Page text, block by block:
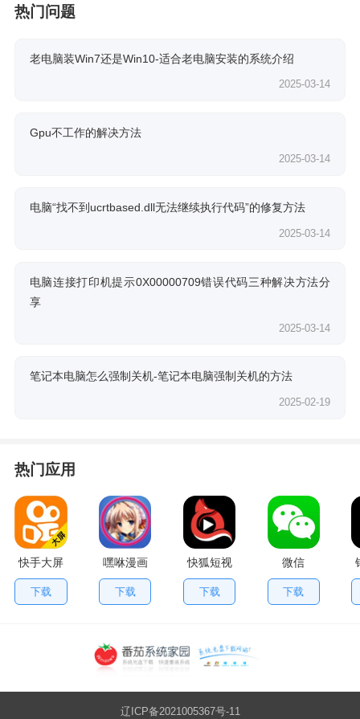
热门问题
老电脑装Win7还是Win10-适合老电脑安装的系统介绍
2025-03-14
Gpu不工作的解决方法
2025-03-14
电脑“找不到ucrtbased.dll无法继续执行代码”的修复方法
2025-03-14
电脑连接打印机提示0X00000709错误代码三种解决方法分
享
2025-03-14
笔记本电脑怎么强制关机-笔记本电脑强制关机的方法
2025-02-19
热门应用
快手大屏
版
下载
嘿咻漫画
下载
快狐短视
频
下载
微信
下载
辽ICP备2021005367号-11